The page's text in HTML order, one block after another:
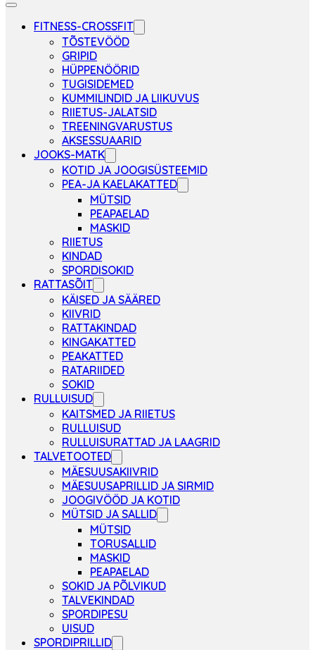
FITNESS-CROSSFIT
TÕSTEVÖÖD
GRIPID
HÜPPENÖÖRID
TUGISIDEMED
KUMMILINDID JA LIIKUVUS
RIIETUS-JALATSID
TREENINGVARUSTUS
AKSESSUAARID
JOOKS-MATK
KOTID JA JOOGISÜSTEEMID
PEA-JA KAELAKATTED
MÜTSID
PEAPAELAD
MASKID
RIIETUS
KINDAD
SPORDISOKID
RATTASÕIT
KÄISED JA SÄÄRED
KIIVRID
RATTAKINDAD
KINGAKATTED
PEAKATTED
RATARIIDED
SOKID
RULLUISUD
KAITSMED JA RIIETUS
RULLUISUD
RULLUISURATTAD JA LAAGRID
TALVETOOTED
MÄESUUSAKIIVRID
MÄESUUSAPRILLID JA SIRMID
JOOGIVÖÖD JA KOTID
MÜTSID JA SALLID
MÜTSID
TORUSALLID
MASKID
PEAPAELAD
SOKID JA PÕLVIKUD
TALVEKINDAD
SPORDIPESU
UISUD
SPORDIPRILLID